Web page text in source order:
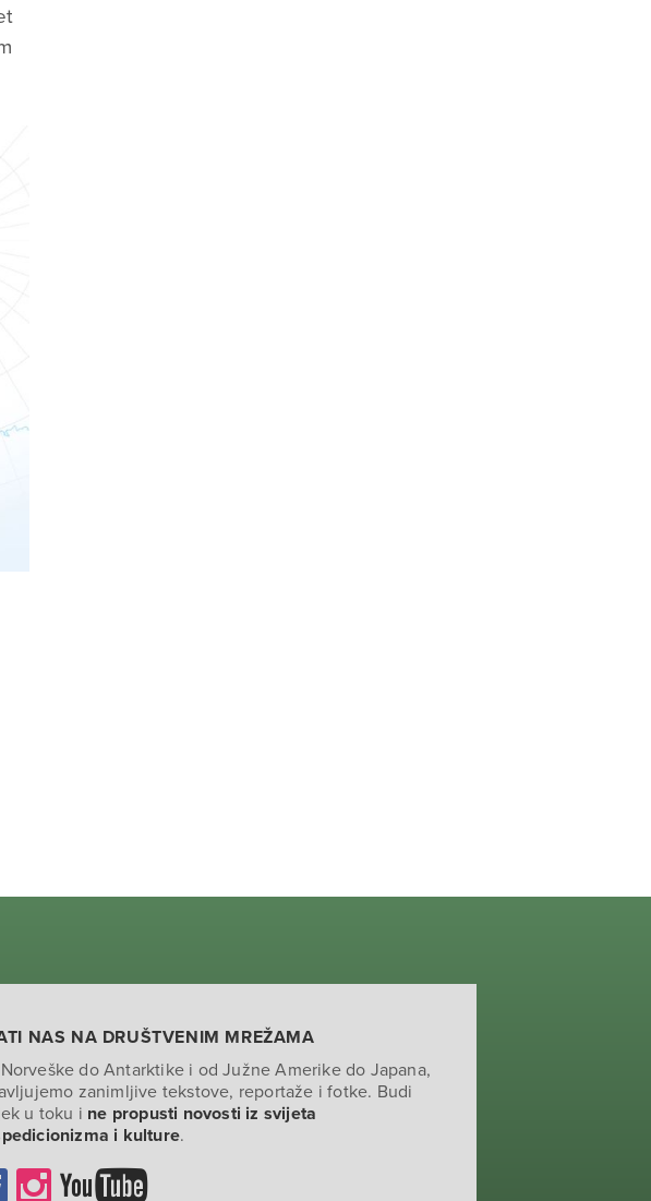
NAS NA DRUŠTVENIM MREŽAMA
do Antarktike i od Južne Amerike do Japana,
zanimljive tekstove, reportaže i fotke. Budi
u toku i ne propusti novosti iz svijeta
i kulture.